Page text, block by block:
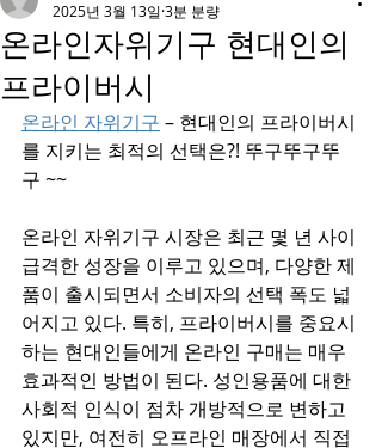
온라인자위기구 현대인의
프라이버시
2025년 3월 13일 3분 분량
온라인 자위기구 – 현대인의 프라이버시
를 지키는 최적의 선택은?! 뚜구뚜구뚜
구 ~~
온라인 자위기구 시장은 최근 몇 년 사이
급격한 성장을 이루고 있으며, 다양한 제
품이 출시되면서 소비자의 선택 폭도 넓
어지고 있다. 특히, 프라이버시를 중요시
하는 현대인들에게 온라인 구매는 매우
효과적인 방법이 된다. 성인용품에 대한
사회적 인식이 점차 개방적으로 변하고
있지만, 여전히 오프라인 매장에서 직접